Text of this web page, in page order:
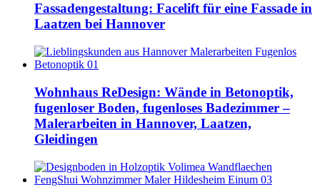
Fassadengestaltung: Facelift für eine Fassade in
Laatzen bei Hannover
Wohnhaus ReDesign: Wände in Betonoptik,
fugenloser Boden, fugenloses Badezimmer –
Malerarbeiten in Hannover, Laatzen,
Gleidingen